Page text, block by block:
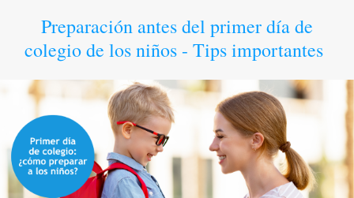
Preparación antes del primer día de
colegio de los niños - Tips importantes